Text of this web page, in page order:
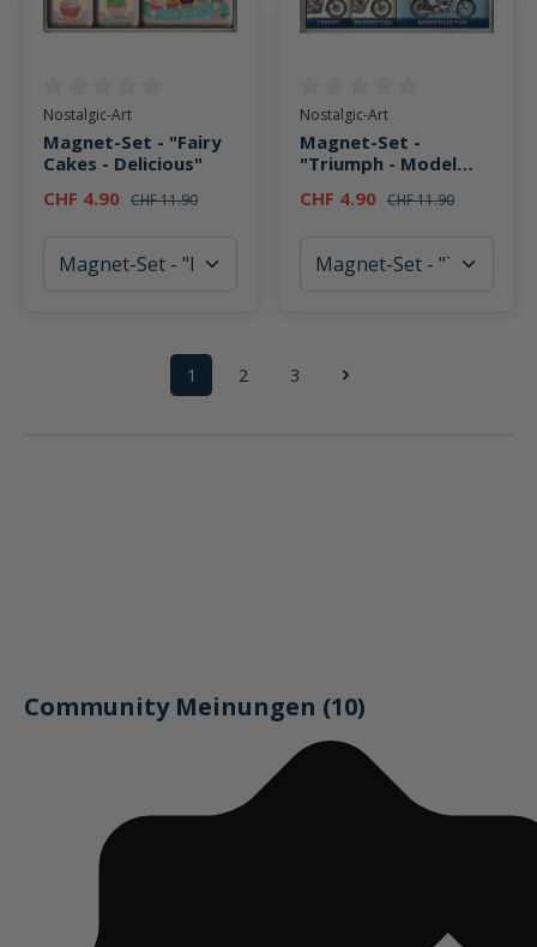
Durchschnittliche Bewertung von 0 von 5 Sternen
Nostalgic-Art
Magnet-Set - "Fairy
Cakes - Delicious"
CHF 4.90 CHF 11.90
Durchschnittliche Bewertung
Nostalgic-Art
Magnet-Set -
"Triumph - Model
CHF 4.90 CHF 11.90
Seite
1 Seite
2 Seite
3
Community Meinungen (10)